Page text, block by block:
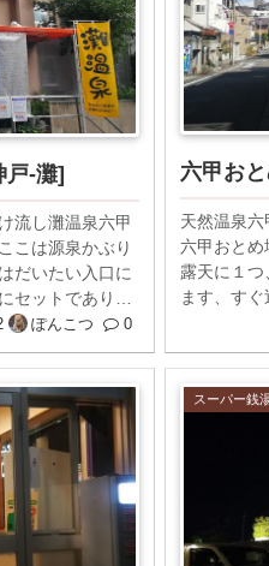
戸-灘]
流し灘温泉六甲
こは源泉かぶり
だいたい入口に
セットでありま
ぽんこつ 0
六甲お
天然温泉
六甲おとめ
露天に１
ます、す
す。が、
スーパー銭